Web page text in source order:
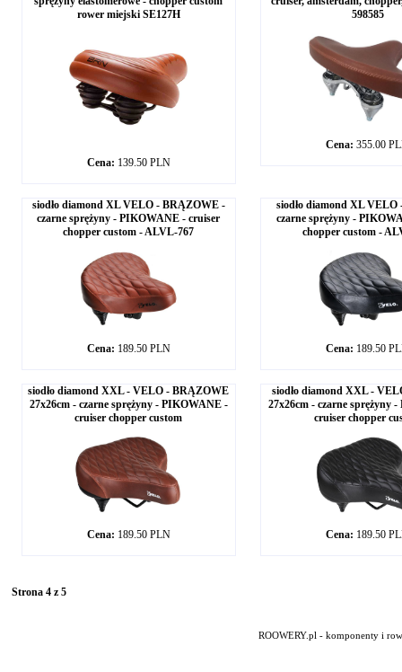
rower miejski SE127H
Cena: 139.50 PLN
598585
Cena: 355.00
siodło diamond XL VELO - BRĄZOWE -
czarne sprężyny - PIKOWANE - cruiser
chopper custom - ALVL-767
Cena: 189.50 PLN
siodło diamond XL
czarne sprężyny -
chopper custom -
Cena: 189.50
siodło diamond XXL - VELO - BRĄZOWE
27x26cm - czarne sprężyny - PIKOWANE -
cruiser chopper custom
Cena: 189.50 PLN
siodło diamond XXL -
27x26cm - czarne sprężyny
cruiser chopper
Cena: 189.50
Strona 4 z 5
ROOWERY.pl - komponenty i